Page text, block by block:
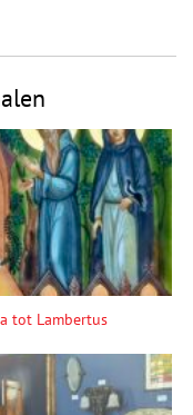
tot Lambertus